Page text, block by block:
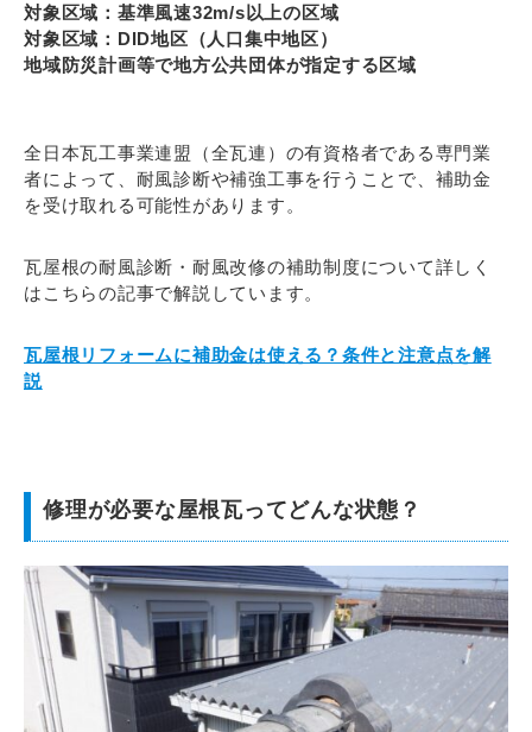
対象区域：基準風速32m/s以上の区域
対象区域：DID地区（人口集中地区）
地域防災計画等で地方公共団体が指定する区域
全日本瓦工事業連盟（全瓦連）の有資格者である専門業
者によって、耐風診断や補強工事を行うことで、補助金
を受け取れる可能性があります。
瓦屋根の耐風診断・耐風改修の補助制度について詳しく
はこちらの記事で解説しています。
瓦屋根リフォームに補助金は使える？条件と注意点を解
説
修理が必要な屋根瓦ってどんな状態？